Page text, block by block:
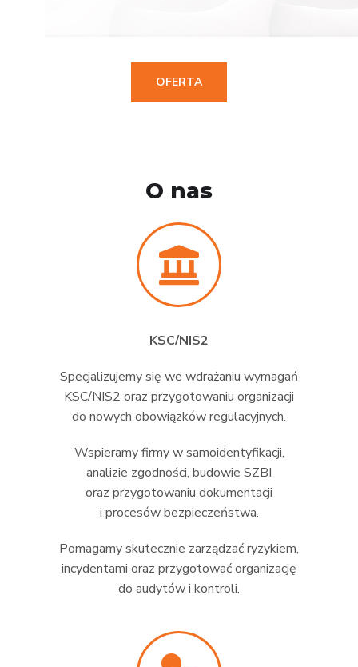
OFERTA
O nas
KSC/NIS2
Specjalizujemy się we wdrażaniu wymagań
KSC/NIS2 oraz przygotowaniu organizacji
do nowych obowiązków regulacyjnych.
Wspieramy firmy w samoidentyfikacji,
analizie zgodności, budowie SZBI
oraz przygotowaniu dokumentacji
i procesów bezpieczeństwa.
Pomagamy skutecznie zarządzać ryzykiem,
incydentami oraz przygotować organizację
do audytów i kontroli.